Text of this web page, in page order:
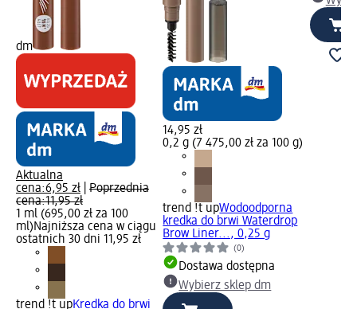
dm
Aktualna
cena:6,95 zł
Poprzednia
cena:11,95 zł
1 ml (695,00 zł za 100
ml)Najniższa cena w ciągu
ostatnich 30 dni 11,95 zł
trend !t upKredka do brwi
14,95 zł
0,2 g (7 475,00 zł za 100 g)
trend !t upWodoodporna
kredka do brwi Waterdrop
Brow Liner..., 0,25 g
(0)
Dostawa dostępna
Wybierz sklep dm